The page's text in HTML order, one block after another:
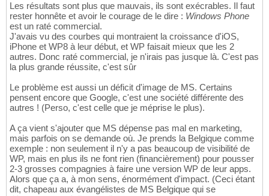
Les résultats sont plus que mauvais, ils sont exécrables. Il faut
rester honnête et avoir le courage de le dire : Windows Phone
est un raté commercial.
J'avais vu des courbes qui montraient la croissance d'iOS,
iPhone et WP8 à leur début, et WP faisait mieux que les 2
autres. Donc raté commercial, je n'irais pas jusque là. C'est pas
la plus grande réussite, c'est sûr
Le problème est aussi un déficit d'image de MS. Certains
pensent encore que Google, c'est une société différente des
autres ! (Perso, c'est celle que je méprise le plus).
A ça vient s'ajouter que MS dépense pas mal en marketing,
mais parfois on se demande où. Je prends la Belgique comme
exemple : non seulement il n'y a pas beaucoup de visibilité de
WP, mais en plus ils ne font rien (financièrement) pour pousser
2-3 grosses compagnies à faire une version WP de leur apps.
Alors que ça a, à mon sens, énormément d'impact. (Ceci étant
dit, chapeau aux évangélistes de MS Belgique qui se